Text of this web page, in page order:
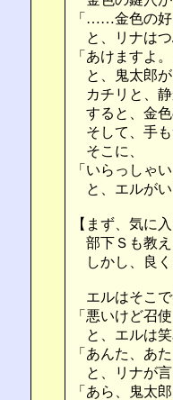
「……金色の
と、リナはつ
「あけますよ。
と、鬼太郎が
カチリと、静
すると、金色
そして、手も
そこに、
「いらっしゃい
と、エルがい
【まず、気に
部下Ｓも教え
しかし、良く
エルはそこで
「悪いけど召
と、エルは笑
「あんた、あ
と、リナが言
「あら、鬼太